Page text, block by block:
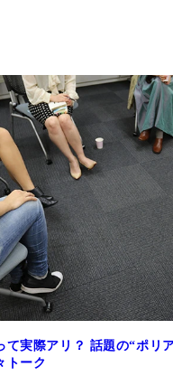
て実際アリ？ 話題の“ポリ
トーク